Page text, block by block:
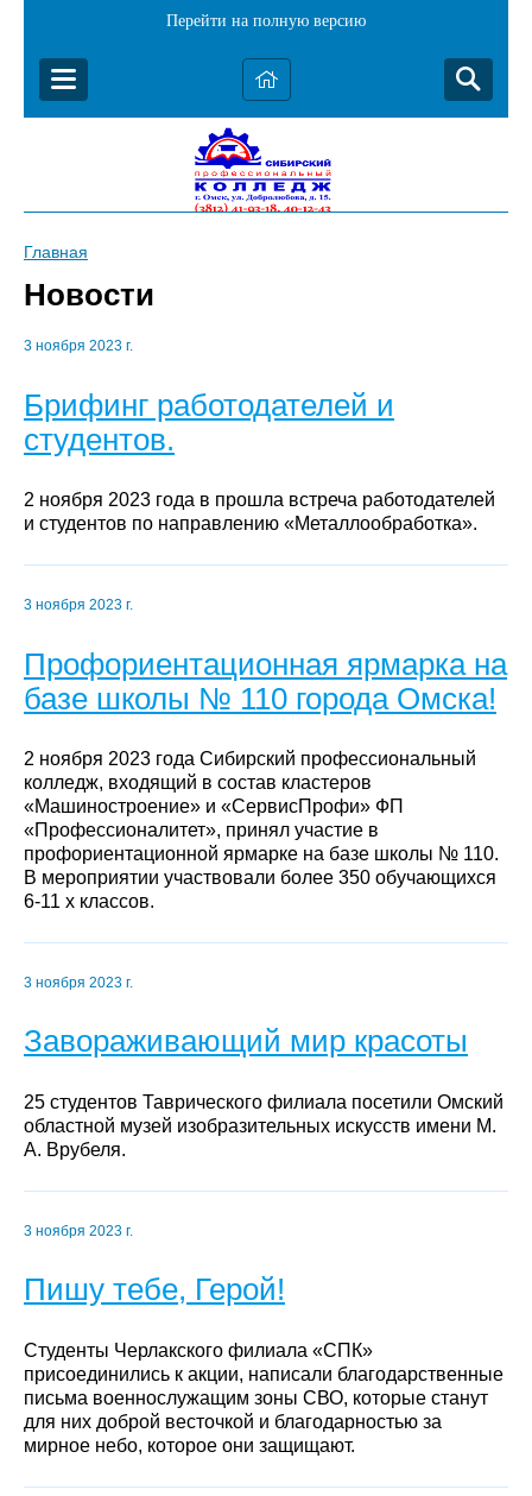
Перейти на полную версию
Главная
Новости
3 ноября 2023 г.
Брифинг работодателей и
студентов.
2 ноября 2023 года в прошла встреча работодателей
и студентов по направлению «Металлообработка».
3 ноября 2023 г.
Профориентационная ярмарка на
базе школы № 110 города Омска!
2 ноября 2023 года Сибирский профессиональный
колледж, входящий в состав кластеров
«Машиностроение» и «СервисПрофи» ФП
«Профессионалитет», принял участие в
профориентационной ярмарке на базе школы № 110.
В мероприятии участвовали более 350 обучающихся
6-11 х классов.
3 ноября 2023 г.
Завораживающий мир красоты
25 студентов Таврического филиала посетили Омский
областной музей изобразительных искусств имени М.
А. Врубеля.
3 ноября 2023 г.
Пишу тебе, Герой!
Студенты Черлакского филиала «СПК»
присоединились к акции, написали благодарственные
письма военнослужащим зоны СВО, которые станут
для них доброй весточкой и благодарностью за
мирное небо, которое они защищают.